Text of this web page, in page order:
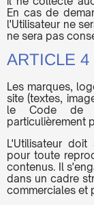
En cas de
l'Utilisateur ne
ne sera pas
ARTICLE 4
Les marques,
site (textes,
le Code de
particulièrement
L'Utilisateur
pour toute
contenus. Il
dans un cadre
commerciales et